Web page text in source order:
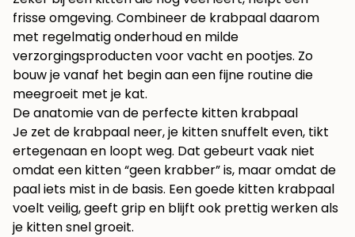
frisse omgeving. Combineer de krabpaal daarom
met regelmatig onderhoud en milde
verzorgingsproducten voor vacht en pootjes. Zo
bouw je vanaf het begin aan een fijne routine die
meegroeit met je kat.
De anatomie van de perfecte kitten krabpaal
Je zet de krabpaal neer, je kitten snuffelt even, tikt
ertegenaan en loopt weg. Dat gebeurt vaak niet
omdat een kitten “geen krabber” is, maar omdat de
paal iets mist in de basis. Een goede kitten krabpaal
voelt veilig, geeft grip en blijft ook prettig werken als
je kitten snel groeit.